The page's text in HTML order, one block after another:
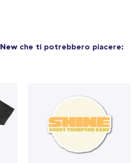
Newche ti potrebbero piacere: